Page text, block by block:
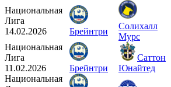
Национальная
Лига
14.02.2026
Брейнтри
Солихалл
Мурс
Национальная
Лига
11.02.2026
Брейнтри
Саттон
Юнайтед
Национальная